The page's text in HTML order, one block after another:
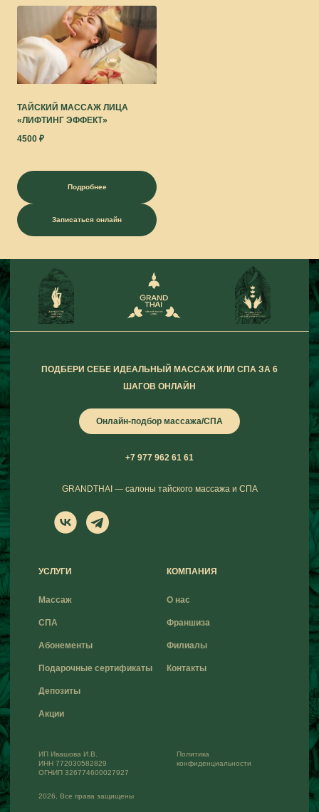
ТАЙСКИЙ МАССАЖ ЛИЦА
«ЛИФТИНГ ЭФФЕКТ»
4500 ₽
Подробнее
Записаться онлайн
+7 977 962 61 61
GRANDTHAI — салоны тайского массажа и СПА
ПОДБЕРИ СЕБЕ ИДЕАЛЬНЫЙ МАССАЖ ИЛИ СПА ЗА 6
ШАГОВ ОНЛАЙН
Онлайн-подбор массажа/СПА
УСЛУГИ
Массаж
СПА
Абонементы
Подарочные сертификаты
Депозиты
Акции
КОМПАНИЯ
О нас
Франшиза
Филиалы
Контакты
ИП Ивашова И.В.
ИНН 772030582829
ОГНИП 326774600027927
2026, Все права защищены
Политика
конфиденциальности